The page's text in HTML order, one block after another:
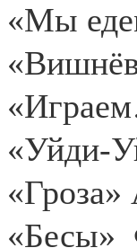
«Мы
«Уйди-
«Бесы»